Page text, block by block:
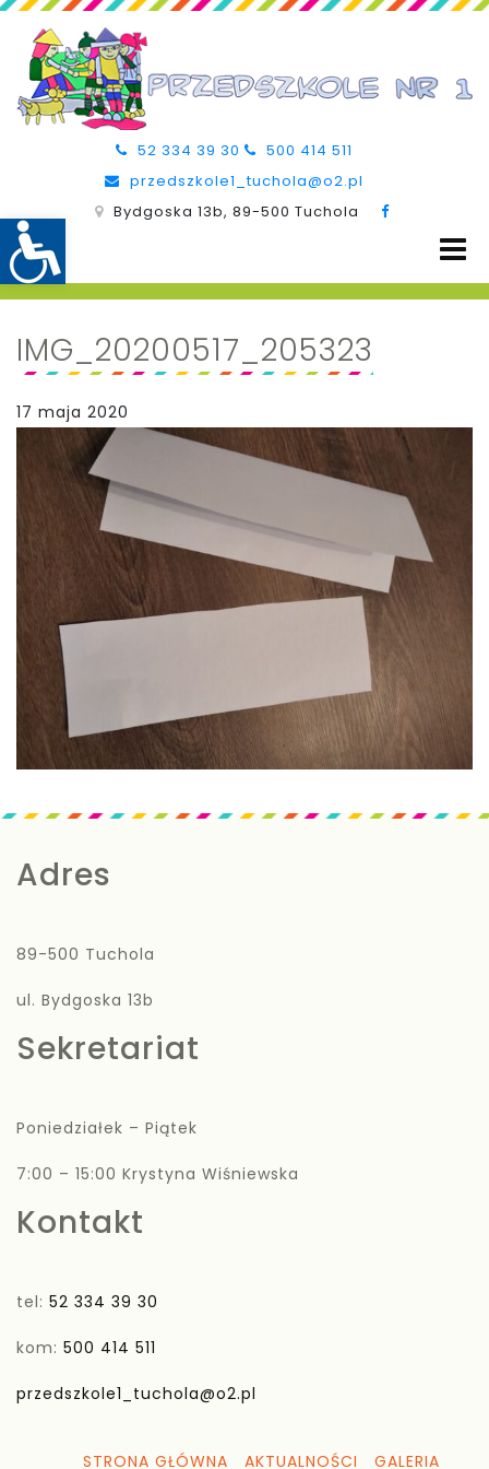
52 334 39 30
500 414 511
przedszkole1_tuchola@o2.pl
Bydgoska 13b, 89-500 Tuchola
IMG_20200517_205323
17 maja 2020
Adres
89-500 Tuchola
ul. Bydgoska 13b
Sekretariat
Poniedziałek – Piątek
7:00 – 15:00 Krystyna Wiśniewska
Kontakt
tel: 52 334 39 30
kom: 500 414 511
przedszkole1_tuchola@o2.pl
STRONA GŁÓWNA AKTUALNOŚCI GALERIA